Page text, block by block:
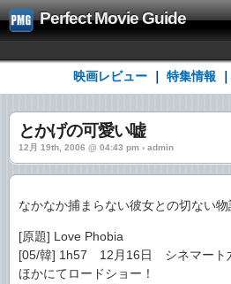
Perfect Movie Guide
映画レビュー 特集情報
とかげの可愛い嘘
12月 19th, 2006 @ 04:43 pm › admin
なかなか捕まらない彼女との切な
[原題] Love Phobia
[05/韓] 1h57 12月16日 シネマート
ほかにてロードショー！